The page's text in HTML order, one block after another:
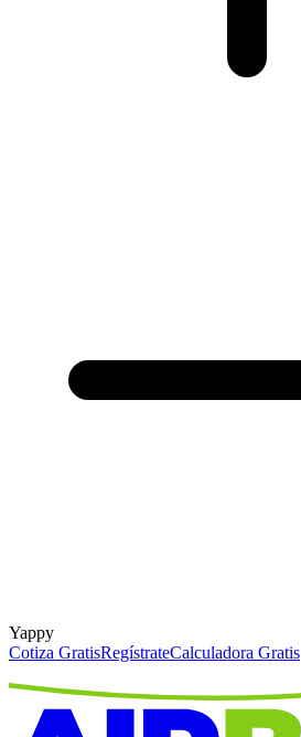
Yappy
Cotiza GratisRegístrateCalculadora Gratis